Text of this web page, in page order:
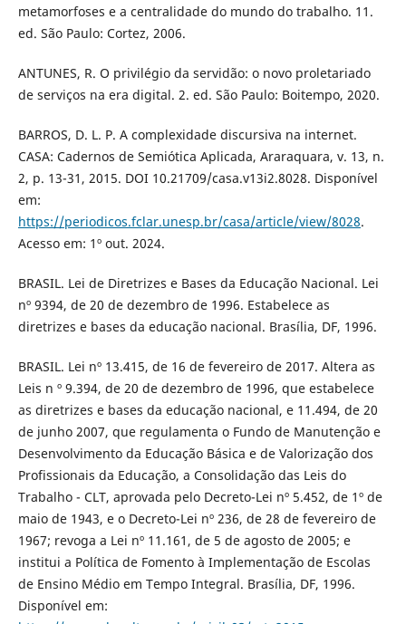
metamorfoses e a centralidade do mundo do trabalho. 11.
ed. São Paulo: Cortez, 2006.
ANTUNES, R. O privilégio da servidão: o novo proletariado
de serviços na era digital. 2. ed. São Paulo: Boitempo, 2020.
BARROS, D. L. P. A complexidade discursiva na internet.
CASA: Cadernos de Semiótica Aplicada, Araraquara, v. 13, n.
2, p. 13-31, 2015. DOI 10.21709/casa.v13i2.8028. Disponível
em:
https://periodicos.fclar.unesp.br/casa/article/view/8028.
Acesso em: 1º out. 2024.
BRASIL. Lei de Diretrizes e Bases da Educação Nacional. Lei
nº 9394, de 20 de dezembro de 1996. Estabelece as
diretrizes e bases da educação nacional. Brasília, DF, 1996.
BRASIL. Lei nº 13.415, de 16 de fevereiro de 2017. Altera as
Leis n º 9.394, de 20 de dezembro de 1996, que estabelece
as diretrizes e bases da educação nacional, e 11.494, de 20
de junho 2007, que regulamenta o Fundo de Manutenção e
Desenvolvimento da Educação Básica e de Valorização dos
Profissionais da Educação, a Consolidação das Leis do
Trabalho - CLT, aprovada pelo Decreto-Lei nº 5.452, de 1º de
maio de 1943, e o Decreto-Lei nº 236, de 28 de fevereiro de
1967; revoga a Lei nº 11.161, de 5 de agosto de 2005; e
institui a Política de Fomento à Implementação de Escolas
de Ensino Médio em Tempo Integral. Brasília, DF, 1996.
Disponível em: